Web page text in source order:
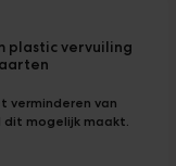
plastic vervuiling
verminderen van
mogelijk maakt.